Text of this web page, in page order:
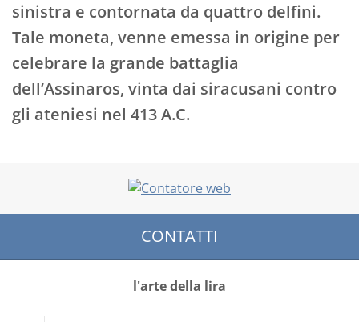
sinistra e contornata da quattro delfini.
Tale moneta, venne emessa in origine per
celebrare la grande battaglia
dell’Assinaros, vinta dai siracusani contro
gli ateniesi nel 413 A.C.
CONTATTI
l'arte della lira